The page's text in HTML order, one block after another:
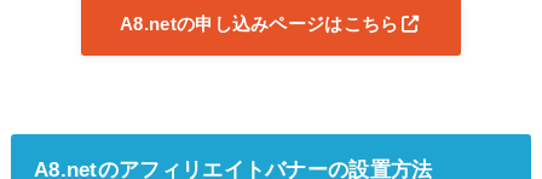
A8.netの申し込みページはこちら
A8.netのアフィリエイトバナーの設置方法